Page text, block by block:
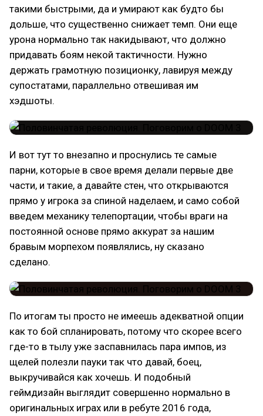
такими быстрыми, да и умирают как будто бы
дольше, что существенно снижает темп. Они еще
урона нормально так накидывают, что должно
придавать боям некой тактичности. Нужно
держать грамотную позиционку, лавируя между
супостатами, параллельно отвешивая им
хэдшоты.
И вот тут то внезапно и проснулись те самые
парни, которые в свое время делали первые две
части, и такие, а давайте стен, что открываются
прямо у игрока за спиной наделаем, и само собой
введем механику телепортации, чтобы враги на
постоянной основе прямо аккурат за нашим
бравым морпехом появлялись, ну сказано
сделано.
По итогам ты просто не имеешь адекватной опции
как то бой спланировать, потому что скорее всего
где-то в тылу уже заспавнилась пара импов, из
щелей полезли пауки так что давай, боец,
выкручивайся как хочешь. И подобный
геймдизайн выглядит совершенно нормально в
оригинальных играх или в ребуте 2016 года,